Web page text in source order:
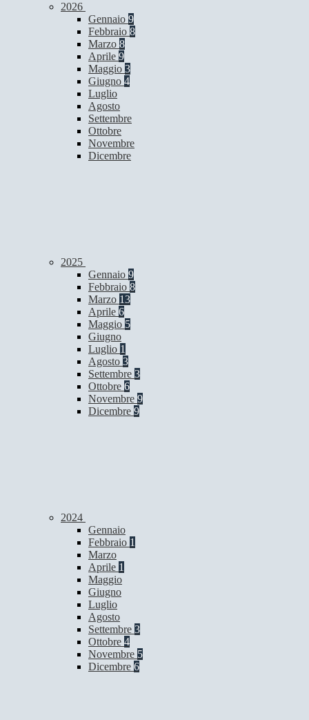
2026
Gennaio 9
Febbraio 8
Marzo 8
Aprile 9
Maggio 3
Giugno 4
Luglio
Agosto
Settembre
Ottobre
Novembre
Dicembre
2025
Gennaio 9
Febbraio 8
Marzo 13
Aprile 6
Maggio 5
Giugno
Luglio 1
Agosto 3
Settembre 3
Ottobre 6
Novembre 9
Dicembre 9
2024
Gennaio
Febbraio 1
Marzo
Aprile 1
Maggio
Giugno
Luglio
Agosto
Settembre 3
Ottobre 4
Novembre 5
Dicembre 6